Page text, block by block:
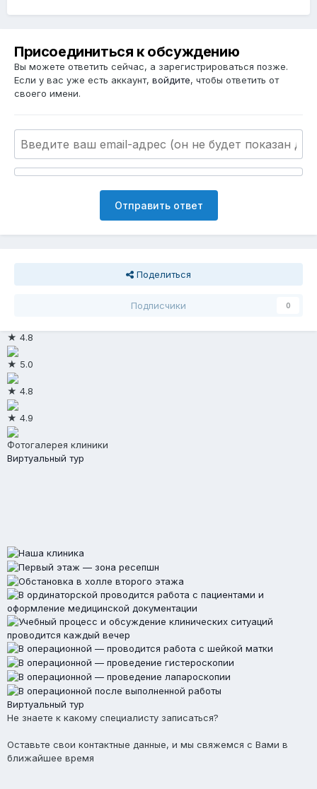
Присоединиться к обсуждению
Вы можете ответить сейчас, а зарегистрироваться позже.
Если у вас уже есть аккаунт, войдите, чтобы ответить от
своего имени.
Отправить ответ
Поделиться
Подписчики 0
★ 4.8
★ 5.0
★ 4.8
★ 4.9
Фотогалерея клиники
Виртуальный тур
Виртуальный тур
Не знаете к какому специалисту записаться?
Оставьте свои контактные данные, и мы свяжемся с Вами в
ближайшее время